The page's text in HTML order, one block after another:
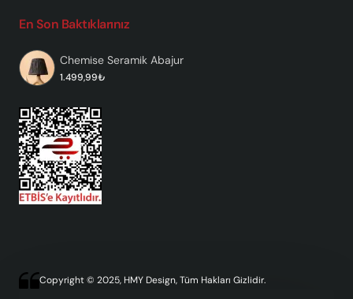
En Son Baktıklarınız
Chemise Seramik Abajur
1.499,99₺
Copyright © 2025, HMY Design, Tüm Hakları Gizlidir.